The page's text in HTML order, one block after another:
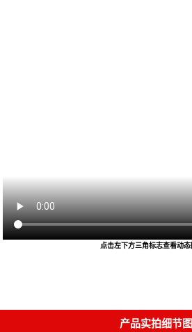
点击左下方三角标志查看动
产品实拍细节图